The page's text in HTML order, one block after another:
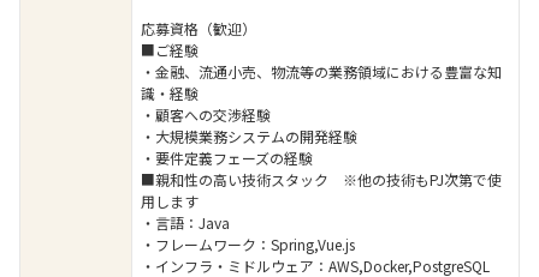
応募資格（歓迎）
■ご経験
・金融、流通小売、物流等の業務領域における豊富な知
識・経験
・顧客への交渉経験
・大規模業務システムの開発経験
・要件定義フェーズの経験
■親和性の高い技術スタック ※他の技術もPJ次第で使
用します
・言語：Java
・フレームワーク：Spring,Vue.js
・インフラ・ミドルウェア：AWS,Docker,PostgreSQL